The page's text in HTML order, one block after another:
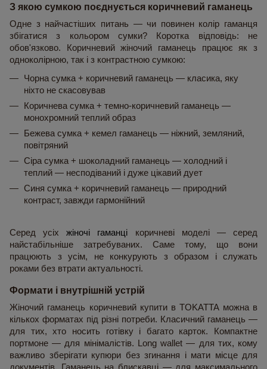
З якою сумкою поєднується коричневий гаманець
Одне з найчастіших питань — чи повинен колір гаманця
збігатися з кольором сумки? Коротка відповідь: не
обов'язково. Коричневий жіночий гаманець працює як з
одноколірною, так і з контрастною сумкою:
Чорна сумка + коричневий гаманець — класика, яку
ніхто не скасовував
Коричнева сумка + темно-коричневий гаманець —
монохромний теплий образ
Бежева сумка + кемел гаманець — ніжний, земляний,
повітряний
Сіра сумка + шоколадний гаманець — холодний і
теплий — несподіваний і дуже цікавий дует
Синя сумка + коричневий гаманець — природний
контраст, завжди гармонійний
Серед усіх жіночі гаманці коричневі моделі — серед
найстабільніше затребуваних. Саме тому, що вони
працюють з усім, не конкурують з образом і служать
роками без втрати актуальності.
Формати і внутрішній устрій
Жіночий гаманець коричневий купити в TOKATTA можна в
кількох форматах під різні потреби. Класичний гаманець —
для тих, хто носить готівку і багато карток. Компактне
портмоне — для мінімалістів. Long wallet — для тих, кому
важливо зберігати купюри без згинання і мати місце для
документів. Гаманець на блискавці — для максимального